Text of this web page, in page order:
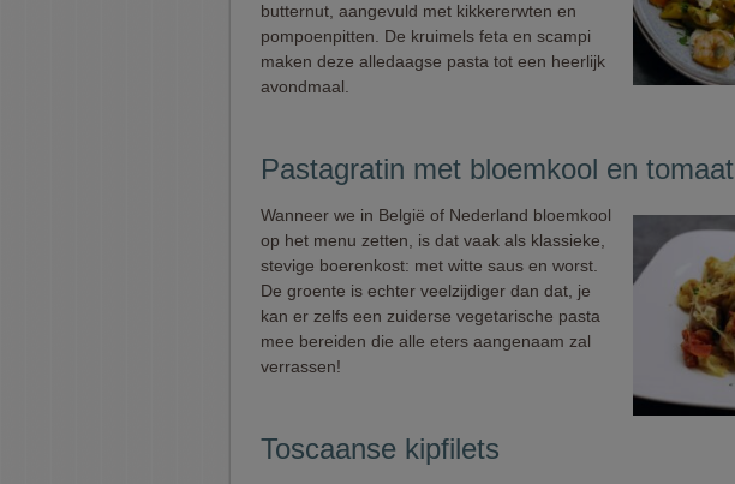
butternut, aangevuld met kikkererwten en
pompoenpitten. De kruimels feta en scampi
maken deze alledaagse pasta tot een heerlijk
avondmaal.
Pastagratin met bloemkool en tomaat
Wanneer we in België of Nederland bloemkool
op het menu zetten, is dat vaak als klassieke,
stevige boerenkost: met witte saus en worst.
De groente is echter veelzijdiger dan dat, je
kan er zelfs een zuiderse vegetarische pasta
mee bereiden die alle eters aangenaam zal
verrassen!
Toscaanse kipfilets